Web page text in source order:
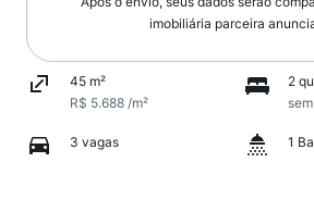
imobiliária parceira
45 m²
R$ 5.688 /m²
2
3 vagas 1